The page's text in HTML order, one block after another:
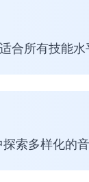
合所有技能水
索多样化的